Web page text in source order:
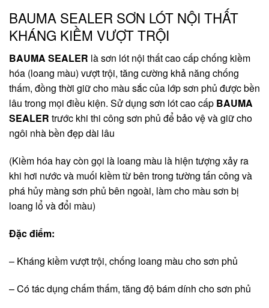
BAUMA SEALER SƠN LÓT NỘI THẤT
KHÁNG KIỀM VƯỢT TRỘI
BAUMA SEALER là sơn lót nội thất cao cấp chống kiềm
hóa (loang màu) vượt trội, tăng cường khả năng chống
thấm, đồng thời giữ cho màu sắc của lớp sơn phủ được bền
lâu trong mọi điều kiện. Sử dụng sơn lót cao cấp BAUMA
SEALER trước khi thi công sơn phủ để bảo vệ và giữ cho
ngôi nhà bền đẹp dài lâu
(Kiềm hóa hay còn gọi là loang màu là hiện tượng xảy ra
khi hơi nước và muối kiềm từ bên trong tường tấn công và
phá hủy màng sơn phủ bên ngoài, làm cho màu sơn bị
loang lổ và đổi màu)
Đặc điểm:
– Kháng kiềm vượt trội, chống loang màu cho sơn phủ
– Có tác dụng chấm thấm, tăng độ bám dính cho sơn phủ